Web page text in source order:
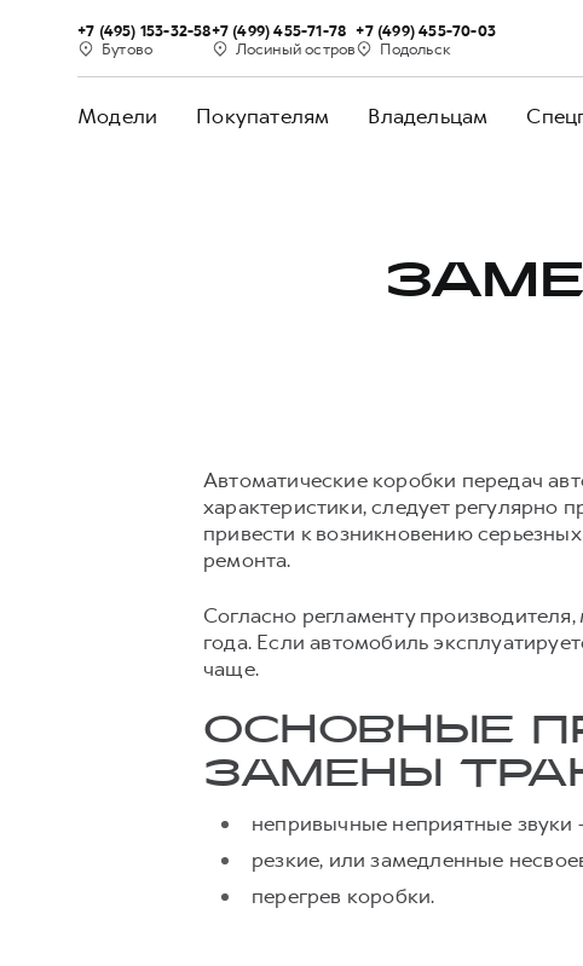
+7 (495) 153-32-58
Бутово
+7 (499) 455-71-78
Лосиный остров
+7 (499) 455-70-03
Подольск
Модели Покупателям Владельцам
Автоматические коробки передач
характеристики, следует регулярно
привести к возникновению
ремонта.
Согласно регламенту
года. Если автомобиль
чаще.
ОСНОВНЫЕ
ЗАМЕНЫ
непривычные неприятные звуки
резкие, или замедленные
перегрев коробки.